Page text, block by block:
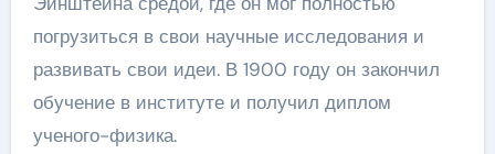
погрузиться в свои научные исследования и
развивать свои идеи. В 1900 году он закончил
обучение в институте и получил диплом
ученого-физика.